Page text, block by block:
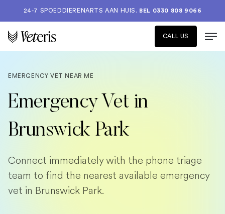
24-7 SPOEDDIERENARTS AAN HUIS. BEL 0330 808 9066
CALL US
EMERGENCY VET NEAR ME
Emergency Vet in
Brunswick Park
Connect immediately with the phone triage
team to find the nearest available emergency
vet in Brunswick Park.